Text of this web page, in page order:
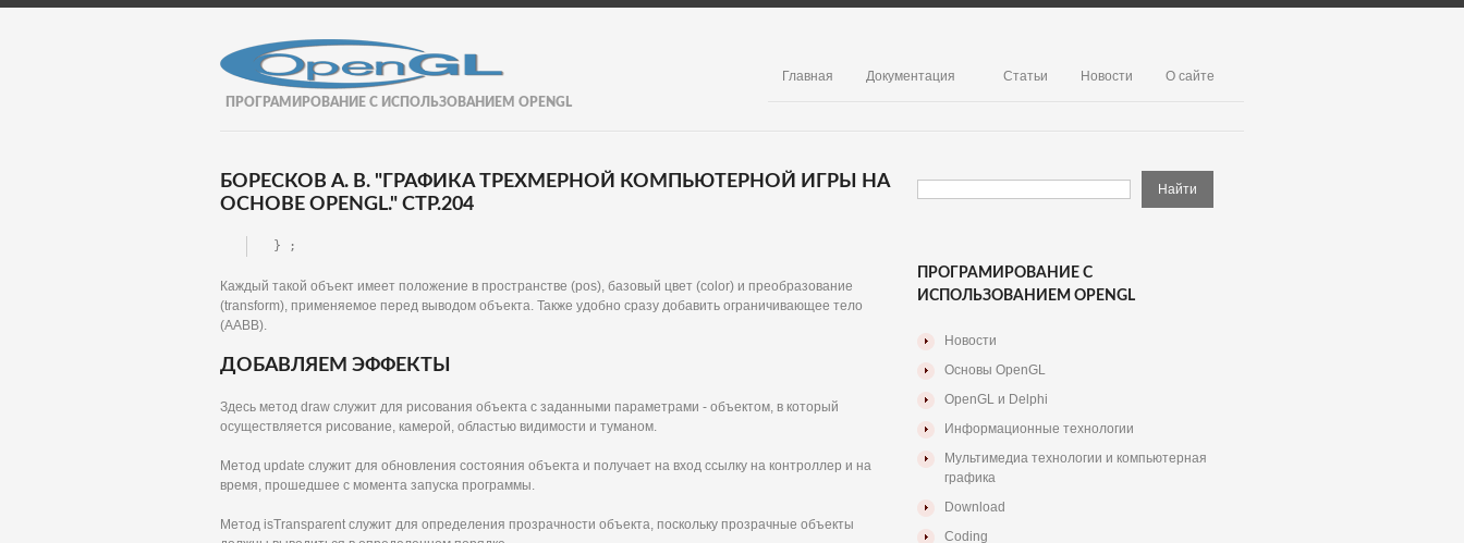
ПРОГРАМИРОВАНИЕ С ИСПОЛЬЗОВАНИЕМ OPENGL
Главная Документация Статьи Новости О сайте
БОРЕСКОВ А. В. "ГРАФИКА ТРЕХМЕРНОЙ КОМПЬЮТЕРНОЙ ИГРЫ НА
ОСНОВЕ OPENGL." СТР.204
} ;
Каждый такой объект имеет положение в пространстве (pos), базовый цвет (color) и преобразование
(transform), применяемое перед выводом объекта. Также удобно сразу добавить ограничивающее тело
(ААВВ).
ДОБАВЛЯЕМ ЭФФЕКТЫ
Здесь метод draw служит для рисования объекта с заданными параметрами - объектом, в который
осуществляется рисование, камерой, областью видимости и туманом.
Метод update служит для обновления состояния объекта и получает на вход ссылку на контроллер и на
время, прошедшее с момента запуска программы.
Метод isTransparent служит для определения прозрачности объекта, поскольку прозрачные объекты
ПРОГРАМИРОВАНИЕ С
ИСПОЛЬЗОВАНИЕМ OPENGL
Новости
Основы OpenGL
OpenGL и Delphi
Информационные технологии
Мультимедиа технологии и компьютерная
графика
Download
Coding